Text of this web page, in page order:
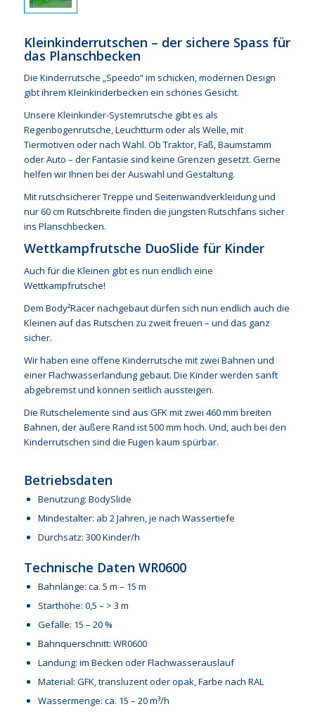
Kleinkinderrutschen – der sichere Spass für
das Planschbecken
Die Kinderrutsche „Speedo“ im schicken, modernen Design
gibt ihrem Kleinkinderbecken ein schönes Gesicht.
Unsere Kleinkinder-Systemrutsche gibt es als
Regenbogenrutsche, Leuchtturm oder als Welle, mit
Tiermotiven oder nach Wahl. Ob Traktor, Faß, Baumstamm
oder Auto – der Fantasie sind keine Grenzen gesetzt. Gerne
helfen wir Ihnen bei der Auswahl und Gestaltung.
Mit rutschsicherer Treppe und Seitenwandverkleidung und
nur 60 cm Rutschbreite finden die jüngsten Rutschfans sicher
ins Planschbecken.
Wettkampfrutsche DuoSlide für Kinder
Auch für die Kleinen gibt es nun endlich eine
Wettkampfrutsche!
Dem Body²Racer nachgebaut dürfen sich nun endlich auch die
Kleinen auf das Rutschen zu zweit freuen – und das ganz
sicher.
Wir haben eine offene Kinderrutsche mit zwei Bahnen und
einer Flachwasserlandung gebaut. Die Kinder werden sanft
abgebremst und können seitlich aussteigen.
Die Rutschelemente sind aus GFK mit zwei 460 mm breiten
Bahnen, der äußere Rand ist 500 mm hoch. Und, auch bei den
Kinderrutschen sind die Fugen kaum spürbar.
Betriebsdaten
Benutzung: BodySlide
Mindestalter: ab 2 Jahren, je nach Wassertiefe
Durchsatz: 300 Kinder/h
Technische Daten WR0600
Bahnlänge: ca. 5 m – 15 m
Starthöhe: 0,5 – > 3 m
Gefälle: 15 – 20 %
Bahnquerschnitt: WR0600
Landung: im Becken oder Flachwasserauslauf
Material: GFK, transluzent oder opak, Farbe nach RAL
Wassermenge: ca. 15 – 20 m³/h